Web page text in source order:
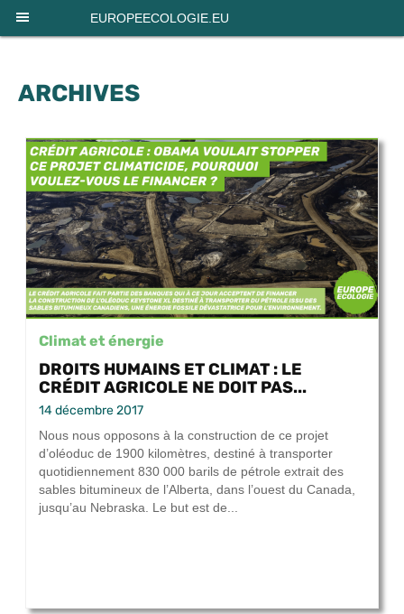
EUROPEECOLOGIE.EU
ARCHIVES
Climat et énergie
DROITS HUMAINS ET CLIMAT : LE
CRÉDIT AGRICOLE NE DOIT PAS...
14 décembre 2017
Nous nous opposons à la construction de ce projet
d’oléoduc de 1900 kilomètres, destiné à transporter
quotidiennement 830 000 barils de pétrole extrait des
sables bitumineux de l’Alberta, dans l’ouest du Canada,
jusqu’au Nebraska. Le but est de...